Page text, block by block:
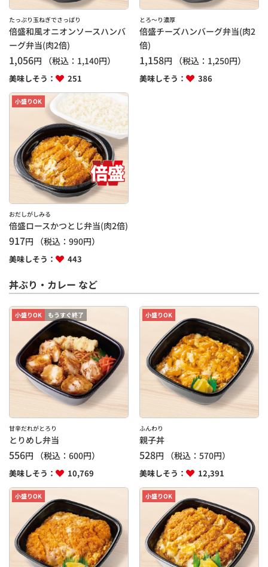
たっぷり玉ねぎでさっぱり
倍盛和風オニオンソースハンバ
ーグ弁当(肉2倍)
1,056円 （税込： 1,140円）
美味しそう： 251
とろ～り濃厚
倍盛チーズハンバーグ弁当(肉2
倍)
1,158円 （税込： 1,250円）
美味しそう： 386
小盛りOK
おだしがしみる
倍盛ロースかつとじ弁当(肉2倍)
917円 （税込： 990円）
美味しそう： 443
丼ぶり・カレー など
小盛りOK もうすぐ終了
甘辛だれがとろり
とりめし弁当
556円 （税込： 600円）
美味しそう： 10,769
小盛りOK
ふんわり
親子丼
528円 （税込：570円）
美味しそう： 12,391
小盛りOK 小盛りOK